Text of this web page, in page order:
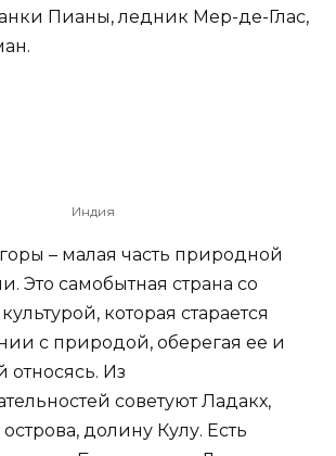
Пианы, ледник Мер-де-Глас,
Индия
– малая часть природной
Это самобытная страна со
которая старается
с природой, оберегая ее и
относясь. Из
советуют Ладакх,
долину Кулу. Есть